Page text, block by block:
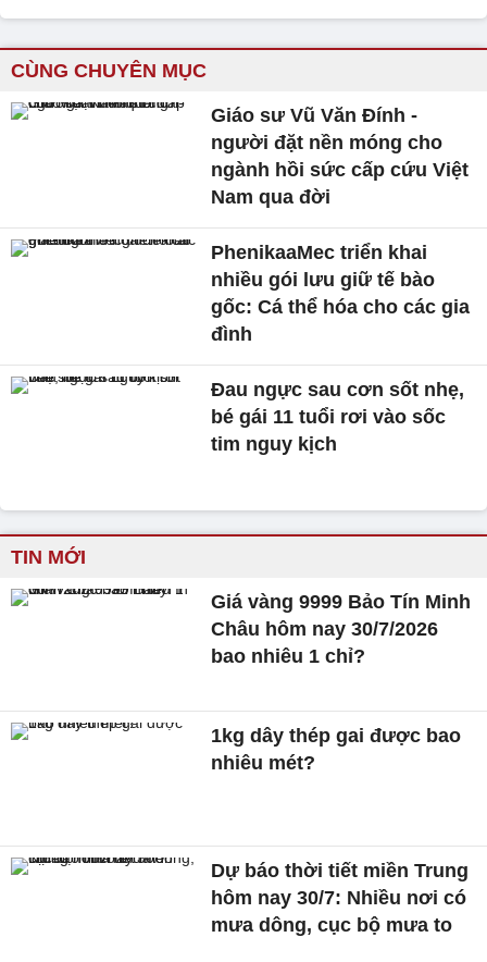
CÙNG CHUYÊN MỤC
Giáo sư Vũ Văn Đính -
người đặt nền móng cho
ngành hồi sức cấp cứu Việt
Nam qua đời
PhenikaaMec triển khai
nhiều gói lưu giữ tế bào
gốc: Cá thể hóa cho các gia
đình
Đau ngực sau cơn sốt nhẹ,
bé gái 11 tuổi rơi vào sốc
tim nguy kịch
TIN MỚI
Giá vàng 9999 Bảo Tín Minh
Châu hôm nay 30/7/2026
bao nhiêu 1 chỉ?
1kg dây thép gai được bao
nhiêu mét?
Dự báo thời tiết miền Trung
hôm nay 30/7: Nhiều nơi có
mưa dông, cục bộ mưa to